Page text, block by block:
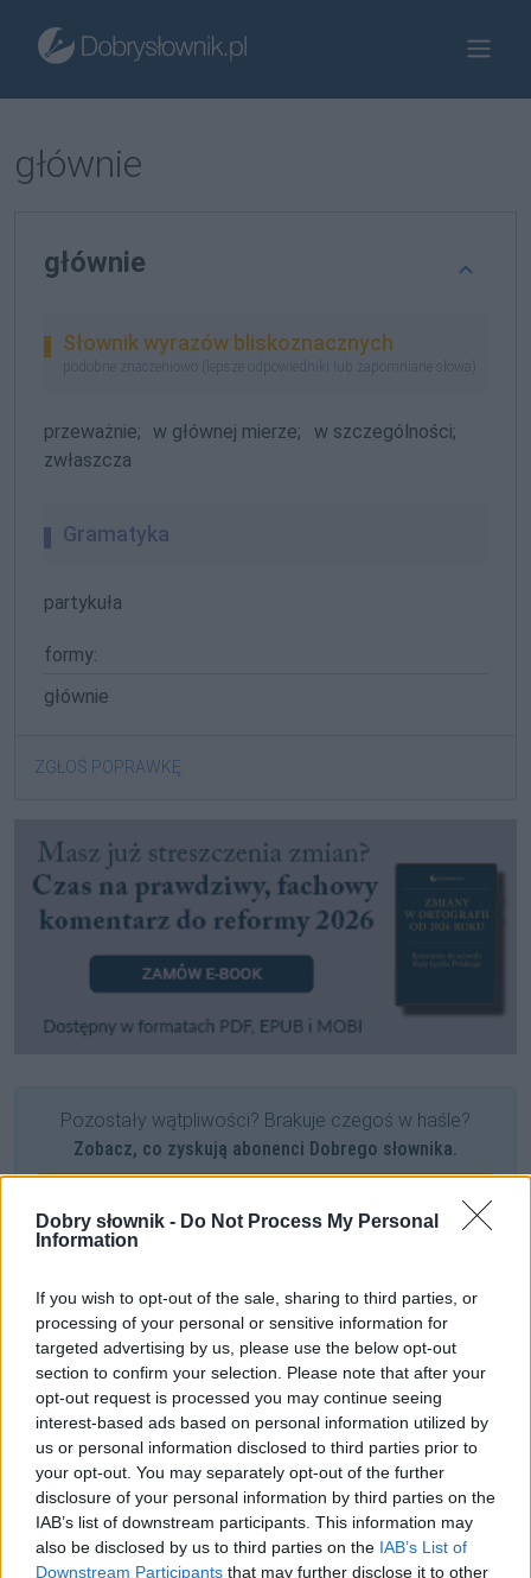
Dobry słownik - Do Not Process My Personal
Information
If you wish to opt-out of the sale, sharing to third parties, or
processing of your personal or sensitive information for
targeted advertising by us, please use the below opt-out
section to confirm your selection. Please note that after your
opt-out request is processed you may continue seeing
interest-based ads based on personal information utilized by
us or personal information disclosed to third parties prior to
your opt-out. You may separately opt-out of the further
disclosure of your personal information by third parties on the
IAB’s list of downstream participants. This information may
also be disclosed by us to third parties on the IAB’s List of
Downstream Participants that may further disclose it to other
głównie
głównie
Słownik wyrazów bliskoznacznych
podobne znaczeniowo (lepsze odpowiedniki lub zapomniane słowa)
przeważnie; w głównej mierze;
w szczególności;
zwłaszcza
Gramatyka
partykuła
formy:
głównie
ZGŁOŚ POPRAWKĘ
Pozostały wątpliwości? Brakuje czegoś w haśle?
Zobacz, co zyskują abonenci Dobrego słownika.
Często sprawdzane
Urząd i osoby
Pomarańcza czy pomarańcz?
Odmiana:pomlaszczeczypomlaska
Ciekawostki
upiększać— Upiękrzać
domówka
— Dawne domówki